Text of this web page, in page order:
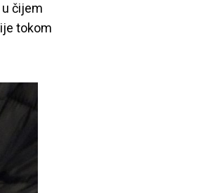
čijem
tokom